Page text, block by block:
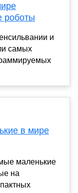
роботы
и
самых
в мире
маленькие
на